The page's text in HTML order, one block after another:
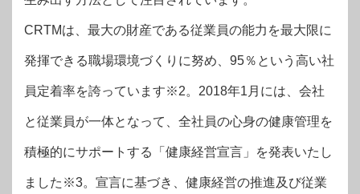
CRTMは、最大の財産である従業員の能力を最大限に
発揮できる職場環境づくりに努め、95％という高い社
員定着率を誇っています※2。2018年1月には、会社
と従業員が一体となって、全社員の心身の健康管理を
積極的にサポートする「健康経営宣言」を発表いたし
ました※3。宣言に基づき、健康経営の推進及び従業